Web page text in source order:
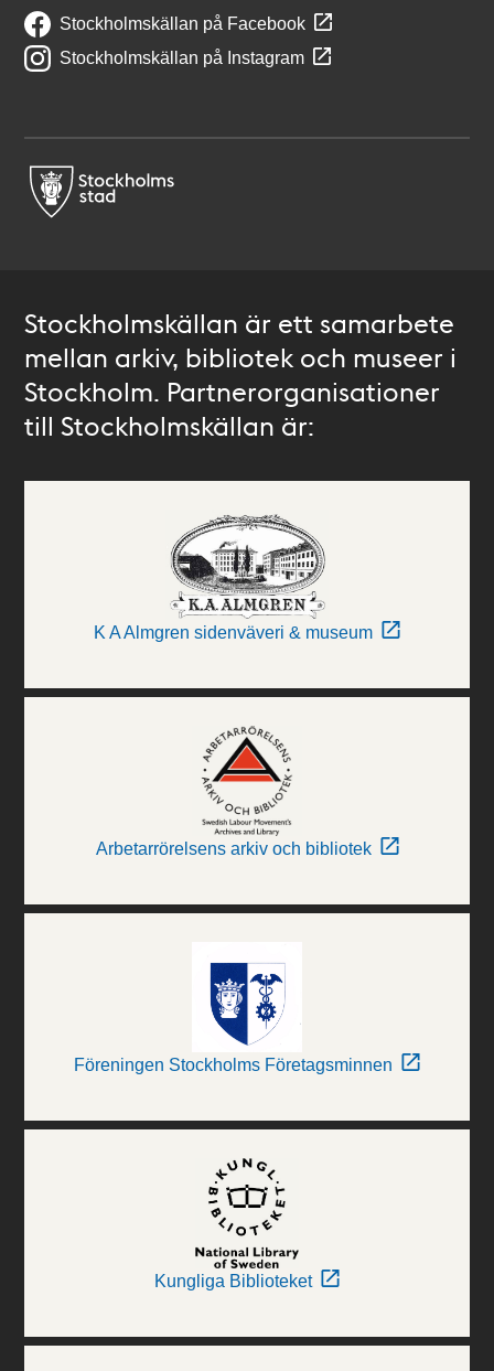
Stockholmskällan på Facebook
Stockholmskällan på Instagram
Stockholmskällan är ett samarbete
mellan arkiv, bibliotek och museer i
Stockholm. Partnerorganisationer
till Stockholmskällan är:
K A Almgren sidenväveri & museum
Arbetarrörelsens arkiv och bibliotek
Föreningen Stockholms Företagsminnen
Kungliga Biblioteket